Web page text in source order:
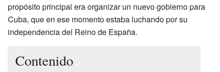
propósito principal era organizar un nuevo gobierno para
Cuba, que en ese momento estaba luchando por su
independencia del Reino de España.
Contenido